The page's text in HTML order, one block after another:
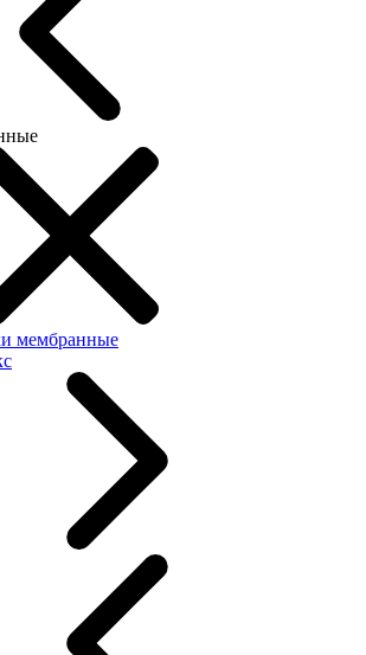
мембранные